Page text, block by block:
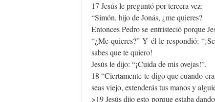
17 Jesús le preguntó por tercera vez:
“Simón, hijo de Jonás, ¿me quieres?
Entonces Pedro se entristeció porque
“¿Me quieres?” Y él le respondió:
sabes que te quiero!
Jesús le dijo: “¡Cuida de mis ovejas!”.
18 “Ciertamente te digo que cuando
seas viejo, extenderás tus manos y
>19 Jesús dijo esto porque estaba